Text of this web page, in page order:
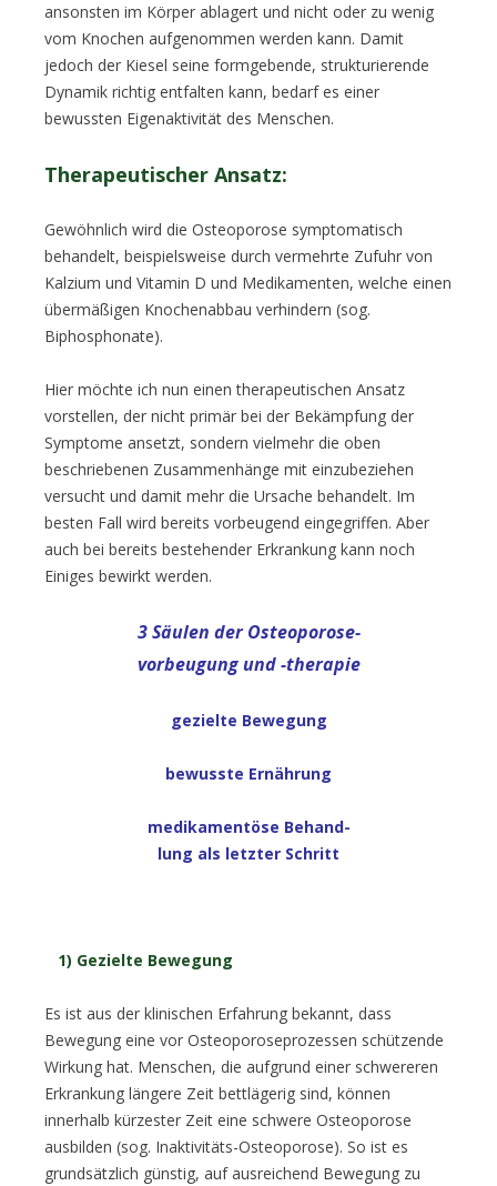
ansonsten im Körper ablagert und nicht oder zu wenig
vom Knochen aufgenommen werden kann. Damit
jedoch der Kiesel seine formgebende, strukturierende
Dynamik richtig entfalten kann, bedarf es einer
bewussten Eigenaktivität des Menschen.
Therapeutischer Ansatz:
Gewöhnlich wird die Osteoporose symptomatisch
behandelt, beispielsweise durch vermehrte Zufuhr von
Kalzium und Vitamin D und Medikamenten, welche einen
übermäßigen Knochenabbau verhindern (sog.
Biphosphonate).
Hier möchte ich nun einen therapeutischen Ansatz
vorstellen, der nicht primär bei der Bekämpfung der
Symptome ansetzt, sondern vielmehr die oben
beschriebenen Zusammenhänge mit einzubeziehen
versucht und damit mehr die Ursache behandelt. Im
besten Fall wird bereits vorbeugend eingegriffen. Aber
auch bei bereits bestehender Erkrankung kann noch
Einiges bewirkt werden.
3 Säulen der Osteoporose-
vorbeugung und -therapie
gezielte Bewegung
bewusste Ernährung
medikamentöse Behand-
lung als letzter Schritt
1) Gezielte Bewegung
Es ist aus der klinischen Erfahrung bekannt, dass
Bewegung eine vor Osteoporoseprozessen schützende
Wirkung hat. Menschen, die aufgrund einer schwereren
Erkrankung längere Zeit bettlägerig sind, können
innerhalb kürzester Zeit eine schwere Osteoporose
ausbilden (sog. Inaktivitäts-Osteoporose). So ist es
grundsätzlich günstig, auf ausreichend Bewegung zu